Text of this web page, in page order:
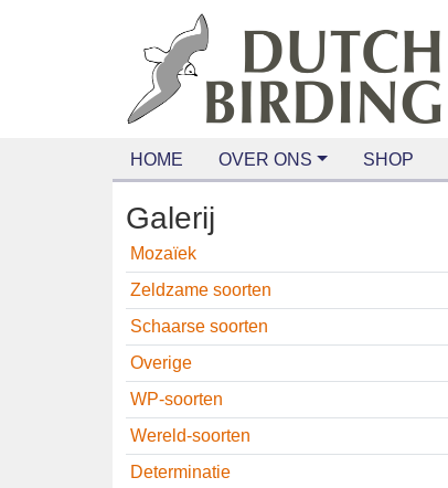
HOME OVER ONS SHOP
Galerij
Mozaïek
Zeldzame soorten
Schaarse soorten
Overige
WP-soorten
Wereld-soorten
Determinatie